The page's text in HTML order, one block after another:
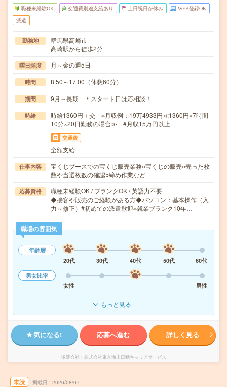
職種未経験OK 交通費別途支給あり 土日祝日が休み WEB登録OK
派遣
勤務地
群馬県高崎市
高崎駅から徒歩2分
曜日頻度 月～金の週5日
時間 8:50～17:00（休憩60分）
期間 9月～長期 ＊スタート日は応相談！
時給
時給1360円＋交 ※月収例：19万4933円≪1360円×7時間
10分×20日勤務の場合≫ #月収15万円以上
交通費
全額支給
仕事内容
宝くじブースでの宝くじ販売業務○宝くじの販売○売った枚
数や当選枚数の確認○締め作業など
応募資格
職種未経験OK / ブランクOK / 英語力不要
◆接客や販売のご経験がある方◆パソコン：基本操作（入
力～修正）#初めての派遣歓迎※就業ブランク10年…
職場の雰囲気
年齢層
20代
30代 40代 50代
60代
男女比率
女性
男性
もっと見る
気になる! 応募へ進む 詳しく見る
派遣会社 株式会社東京海上日動キャリアサービス
未読 掲載日 2026/08/07